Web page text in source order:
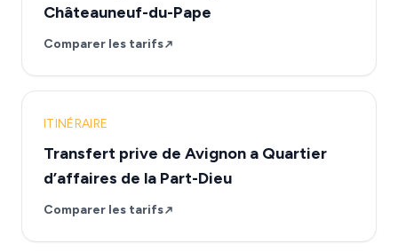
Châteauneuf-du-Pape
Comparer les tarifs
ITINÉRAIRE
Transfert prive de Avignon a Quartier
d’affaires de la Part-Dieu
Comparer les tarifs